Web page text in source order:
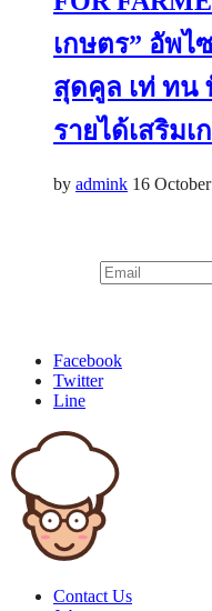
เกษตร” อัพ
สุดคูล เท่ ทน
รายได้เสริมเ
by admink 16
Facebook
Twitter
Line
Contact Us